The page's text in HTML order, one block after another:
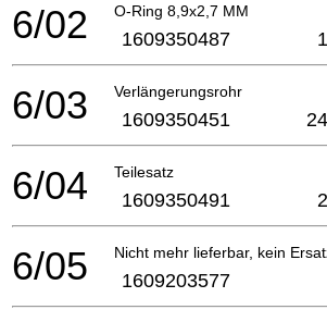
O-Ring 8,9x2,7 MM
6/02 1609350487
Verlängerungsrohr
6/03 1609350451
Teilesatz
6/04 1609350491
Nicht mehr lieferbar, kein
6/05 1609203577